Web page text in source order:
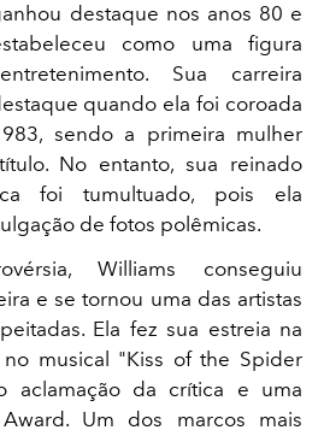
destaque nos anos 80 e
como uma figura
Sua carreira
quando ela foi coroada
sendo a primeira mulher
No entanto, sua reinado
foi tumultuado, pois ela
de fotos polêmicas.
Williams conseguiu
e se tornou uma das artistas
Ela fez sua estreia na
musical "Kiss of the Spider
aclamação da crítica e uma
Um dos marcos mais